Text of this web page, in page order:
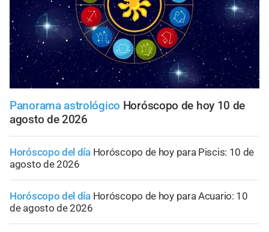
Panorama astrológico Horóscopo de hoy 10 de
agosto de 2026
Horóscopo del día Horóscopo de hoy para Piscis: 10 de
agosto de 2026
Horóscopo del día Horóscopo de hoy para Acuario: 10
de agosto de 2026